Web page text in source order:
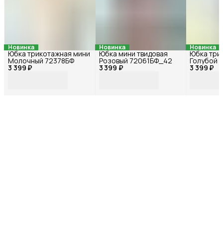
Новинка
3 399 ₽
Юбка трикотажная мини
Молочный 72378БФ
Новинка
3 399 ₽
Юбка мини твидовая
Розовый 72061БФ_42
Новинка
3 399 ₽
Юбка
Голубой